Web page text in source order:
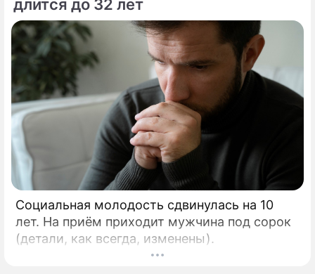
длится до 32 лет
Социальная молодость сдвинулась на 10
лет. На приём приходит мужчина под сорок
(детали, как всегда, изменены).